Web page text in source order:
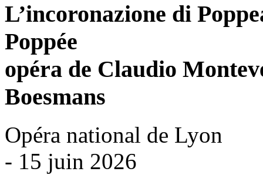
L’incoronazione di
Poppée
opéra de Claudio
Boesmans
Opéra national de Lyon
- 15 juin 2026